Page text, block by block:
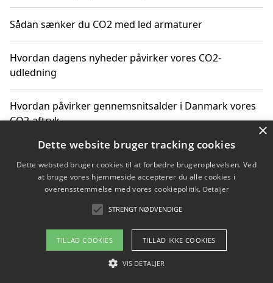
Sådan sænker du CO2 med led armaturer
Hvordan dagens nyheder påvirker vores CO2-
udledning
Hvordan påvirker gennemsnitsalder i Danmark vores
CO2-aftryk
Hvordan nyheder om CO2-udledning påvirker vores
hverdag
Om / kontakt
Blog Betingelser
×
Dette website bruger tracking cookies
Dette websted bruger cookies til at forbedre brugeroplevelsen. Ved
at bruge vores hjemmeside accepterer du alle cookies i
overensstemmelse med vores cookiepolitik. Detaljer
STRENGT NØDVENDIGE
TILLAD COOKIES TILLAD IKKE COOKIES
VIS DETALJER